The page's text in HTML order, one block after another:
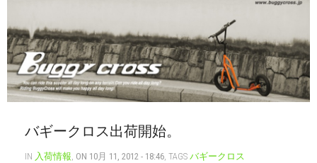
全商品一覧
BLOG
店舗情報
お問い合わせ
バギークロス出荷開始。
IN 入荷情報 ON 10月 11, 2012 - 18:46 , TAGS バギークロス